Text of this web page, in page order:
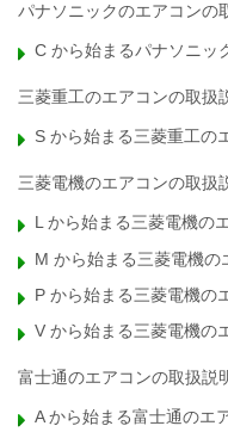
パナソニックのエアコンの
C から始まるパナソニッ
三菱重工のエアコンの取扱
S から始まる三菱重工の
三菱電機のエアコンの取扱
L から始まる三菱電機の
M から始まる三菱電機の
P から始まる三菱電機の
V から始まる三菱電機の
富士通のエアコンの取扱説
A から始まる富士通のエ